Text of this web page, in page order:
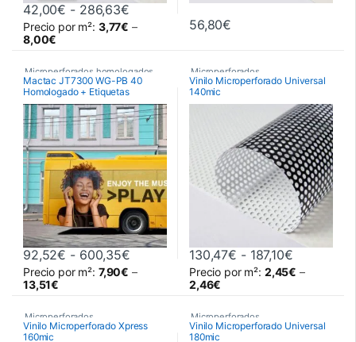
42,00€ - 286,63€Rango de precios: desde 42,00€
Precio por m²: 3,77€ –
8,00€
Este producto tiene múltiples variantes. Las opciones se
56,80€
Microperforados homologados
para ITV
Vinilos De Impresión
Mactac JT7300 WG-PB 40
Homologado + Etiquetas
92,52€ - 600,35€Rango de precios: desde 92,52€
Precio por m²: 7,90€ –
13,51€
Este producto tiene múltiples variantes. Las opciones se
Microperforados
Microperforados / Windows
Vinilo Microperforado Universal
140mic
130,47€ - 187,10€Rango de
Precio por m²: 2,45€ –
2,46€
Este producto tiene múltiples
Microperforados
Microperforados / Windows
Vinilo Microperforado Xpress
160mic
Microperforados
Microperforados / Windows
Vinilo Microperforado Universal
180mic